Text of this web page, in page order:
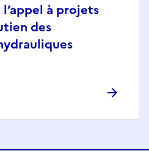
à projets
des